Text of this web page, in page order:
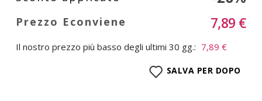
7,89 €
Il nostro prezzo più basso degli ultimi 30 gg.: 7,89 €
SALVA PER DOPO